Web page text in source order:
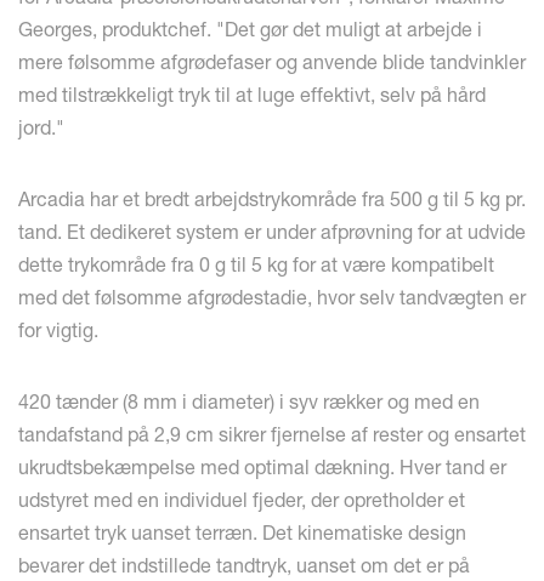
Georges, produktchef. "Det gør det muligt at arbejde i
mere følsomme afgrødefaser og anvende blide tandvinkler
med tilstrækkeligt tryk til at luge effektivt, selv på hård
jord."
Arcadia har et bredt arbejdstrykområde fra 500 g til 5 kg pr.
tand. Et dedikeret system er under afprøvning for at udvide
dette trykområde fra 0 g til 5 kg for at være kompatibelt
med det følsomme afgrødestadie, hvor selv tandvægten er
for vigtig.
420 tænder (8 mm i diameter) i syv rækker og med en
tandafstand på 2,9 cm sikrer fjernelse af rester og ensartet
ukrudtsbekæmpelse med optimal dækning. Hver tand er
udstyret med en individuel fjeder, der opretholder et
ensartet tryk uanset terræn. Det kinematiske design
bevarer det indstillede tandtryk, uanset om det er på